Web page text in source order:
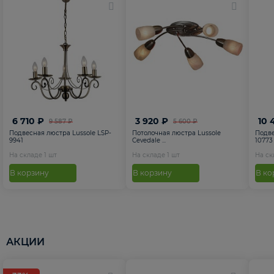
9 587 ₽
6 710 ₽
Подвесная люстра Lussole LSP-
9941
На складе 1 шт
В корзину
5 600 ₽
3 920 ₽
Потолочная люстра Lussole
Cevedale ...
На складе 1 шт
В корзину
10
10773
На
В
АКЦИИ